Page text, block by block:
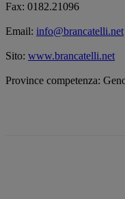
Fax: 0182.21096
Email: info@brancatelli.net
Sito: www.brancatelli.net
Province competenza: